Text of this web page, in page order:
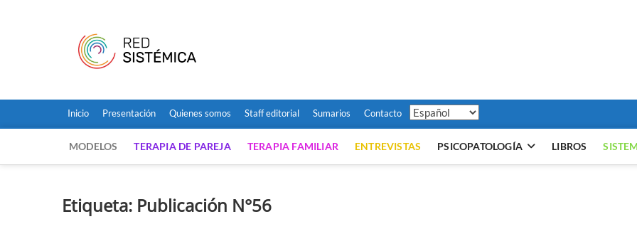
Inicio Presentación Quienes somos Staff editorial Sumarios Contacto
MODELOS TERAPIA DE PAREJA TERAPIA FAMILIAR ENTREVISTAS PSICOPATOLOGÍA LIBROS
Etiqueta: Publicación N°56